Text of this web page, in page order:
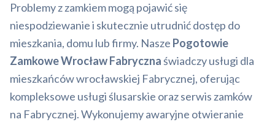
Problemy z zamkiem mogą pojawić się
niespodziewanie i skutecznie utrudnić dostęp do
mieszkania, domu lub firmy. Nasze Pogotowie
Zamkowe Wrocław Fabrycznaświadczy usługi dla
mieszkańców wrocławskiej Fabrycznej, oferując
kompleksowe usługi ślusarskie oraz serwis zamków
na Fabrycznej. Wykonujemy awaryjne otwieranie